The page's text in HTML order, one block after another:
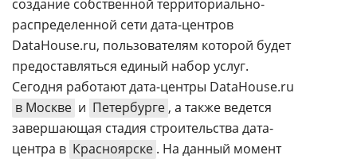
создание собственной территориально-
распределенной сети дата-центров
DataHouse.ru, пользователям которой будет
предоставляться единый набор услуг.
Сегодня работают дата-центры DataHouse.ru
в Москве и Петербурге , а также ведется
завершающая стадия строительства дата-
центра в Красноярске . На данный момент